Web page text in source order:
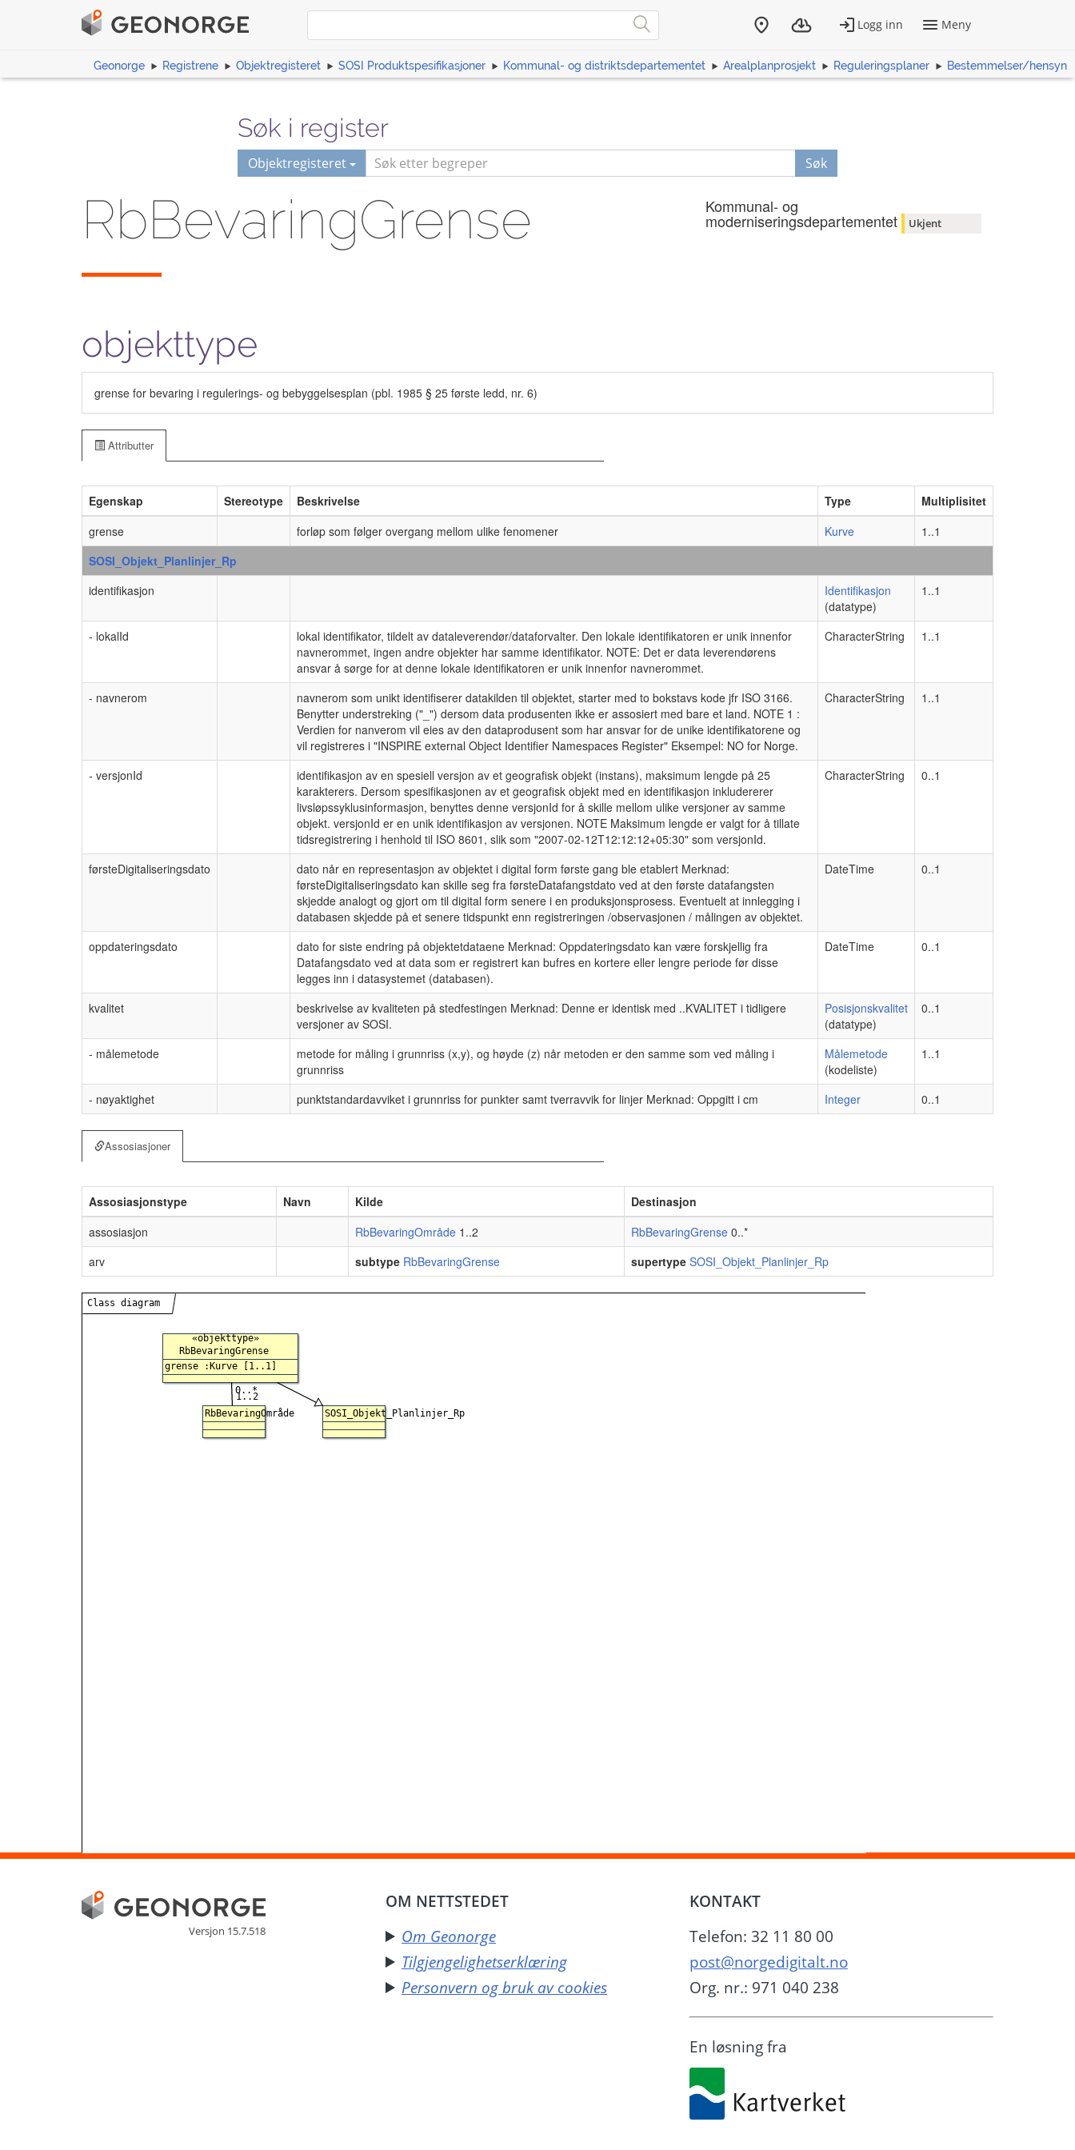
Geonorge Registrene Objektregisteret SOSI Produktspesifikasjoner Kommunal- og distriktsdepartementet Arealplanprosjekt Reguleringsplaner Bestemmelser/hensyn
Søk i register
Objektregisteret Søk
RbBevaringGrense
objekttype
Kommunal- og
moderniseringsdepartementet Ukjent
grense for bevaring i regulerings- og bebyggelsesplan (pbl. 1985 § 25 første ledd, nr. 6)
Attributter
Egenskap Stereotype Beskrivelse Type
Multiplisitet
grense
forløp som følger overgang mellom ulike fenomener Kurve
1..1
SOSI_Objekt_Planlinjer_Rp
identifikasjon
Identifikasjon
(datatype)
1..1
- lokalId
lokal identifikator, tildelt av dataleverendør/dataforvalter. Den lokale identifikatoren er unik innenfor
navnerommet, ingen andre objekter har samme identifikator. NOTE: Det er data leverendørens
ansvar å sørge for at denne lokale identifikatoren er unik innenfor navnerommet.
CharacterString 1..1
- navnerom
navnerom som unikt identifiserer datakilden til objektet, starter med to bokstavs kode jfr ISO 3166.
Benytter understreking ("_") dersom data produsenten ikke er assosiert med bare et land. NOTE 1 :
Verdien for nanverom vil eies av den dataprodusent som har ansvar for de unike identifikatorene og
vil registreres i "INSPIRE external Object Identifier Namespaces Register" Eksempel: NO for Norge.
CharacterString 1..1
- versjonId
identifikasjon av en spesiell versjon av et geografisk objekt (instans), maksimum lengde på 25
karakterers. Dersom spesifikasjonen av et geografisk objekt med en identifikasjon inkludererer
livsløpssyklusinformasjon, benyttes denne versjonId for å skille mellom ulike versjoner av samme
objekt. versjonId er en unik identifikasjon av versjonen. NOTE Maksimum lengde er valgt for å tillate
tidsregistrering i henhold til ISO 8601, slik som "2007-02-12T12:12:12+05:30" som versjonId.
CharacterString 0..1
førsteDigitaliseringsdato
dato når en representasjon av objektet i digital form første gang ble etablert Merknad:
førsteDigitaliseringsdato kan skille seg fra førsteDatafangstdato ved at den første datafangsten
skjedde analogt og gjort om til digital form senere i en produksjonsprosess. Eventuelt at innlegging i
databasen skjedde på et senere tidspunkt enn registreringen /observasjonen / målingen av objektet.
DateTime 0..1
oppdateringsdato
dato for siste endring på objektetdataene Merknad: Oppdateringsdato kan være forskjellig fra
Datafangsdato ved at data som er registrert kan bufres en kortere eller lengre periode før disse
legges inn i datasystemet (databasen).
DateTime 0..1
kvalitet
beskrivelse av kvaliteten på stedfestingen Merknad: Denne er identisk med ..KVALITET i tidligere
versjoner av SOSI.
Posisjonskvalitet
(datatype)
0..1
- målemetode
metode for måling i grunnriss (x,y), og høyde (z) når metoden er den samme som ved måling i
grunnriss
Målemetode
(kodeliste)
1..1
- nøyaktighet punktstandardavviket i grunnriss for punkter samt tverravvik for linjer Merknad: Oppgitt i cm Integer 0..1
Assosiasjoner
Assosiasjonstype Navn Kilde
Destinasjon
assosiasjon
RbBevaringOmråde 1..2 RbBevaringGrense 0..*
arv
subtype RbBevaringGrense supertype SOSI_Objekt_Planlinjer_Rp